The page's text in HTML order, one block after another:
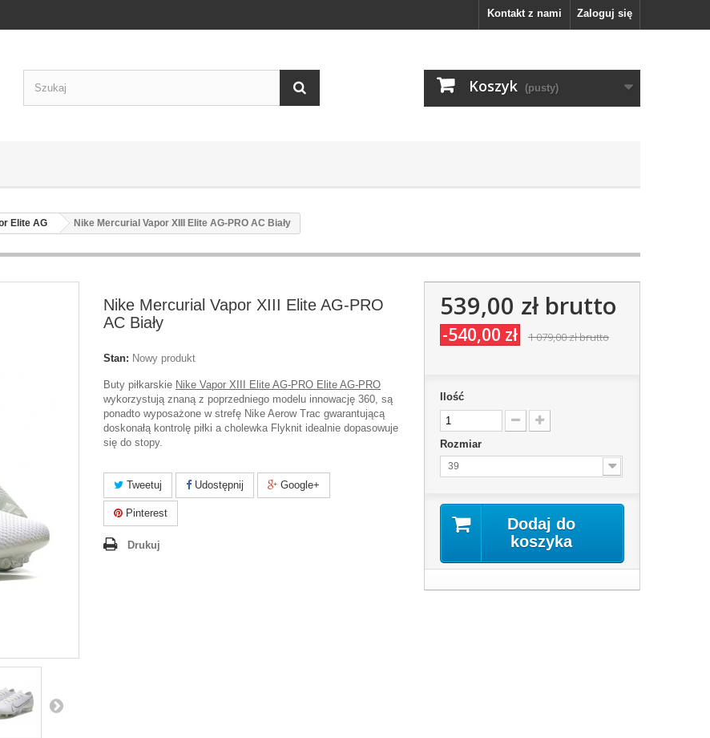
Zaloguj się
Kontakt z nami
Koszyk (pusty)
Elite AG Nike Mercurial Vapor XIII Elite AG-PRO AC Biały
Nike Mercurial Vapor XIII Elite AG-PRO
AC Biały
Stan: Nowy produkt
Buty piłkarskie Nike Vapor XIII Elite AG-PRO Elite AG-PRO
wykorzystują znaną z poprzedniego modelu innowację 360, są
ponadto wyposażone w strefę Nike Aerow Trac gwarantującą
doskonałą kontrolę piłki a cholewka Flyknit idealnie dopasowuje
się do stopy.
Tweetuj Udostępnij Google+
Pinterest
Drukuj
539,00 złbrutto
-540,00 zł 1 079,00 złbrutto
Ilość
Rozmiar
39
Dodaj do
koszyka